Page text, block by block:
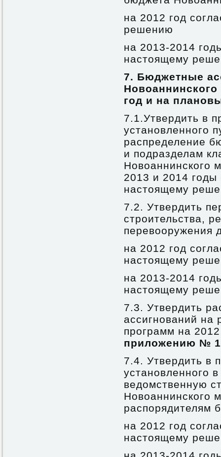
на 2012 год
решению
на 2013-2014
настоящему
7. Бюджетные
год и на
7.1.Утвердить в
установленного
распределение
и подразделам
Новоаннинского
2013 и 2014 годы
настоящему
7.2. Утвердить
строительства,
перевооружения
на 2012 год
настоящему
на 2013-2014
настоящему
7.3. Утвердить
ассигнований
программ на
приложению №
7.4. Утвердить в
установленного
ведомственную
Новоаннинского
распорядителям
на 2012 год
настоящему